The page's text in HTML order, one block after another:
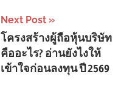
Next Post
โครงสร้างผู้ถือหุ้นบริษัท
คืออะไร? อ่านยังไงให้
เข้าใจก่อนลงทุน ปี 2569